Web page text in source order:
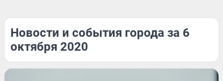
Новости и события города за 6
октября 2020